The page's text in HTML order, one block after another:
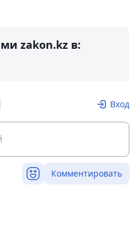
zakon.kz в:
Вход
Комментировать